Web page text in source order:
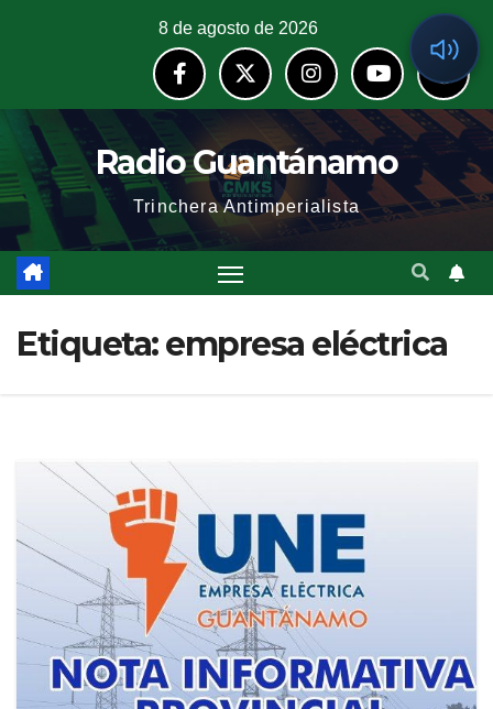
8 de agosto de 2026
Radio Guantánamo
Trinchera Antimperialista
Etiqueta:empresa eléctrica